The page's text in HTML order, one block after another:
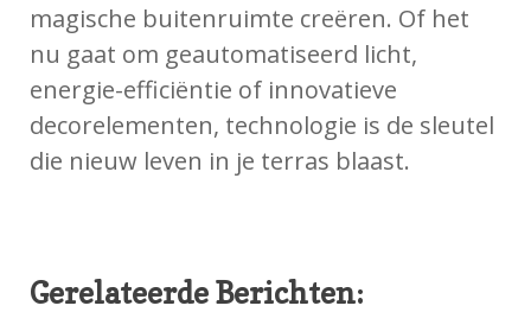
magische buitenruimte creëren. Of het
nu gaat om geautomatiseerd licht,
energie-efficiëntie of innovatieve
decorelementen, technologie is de sleutel
die nieuw leven in je terras blaast.
Gerelateerde Berichten: